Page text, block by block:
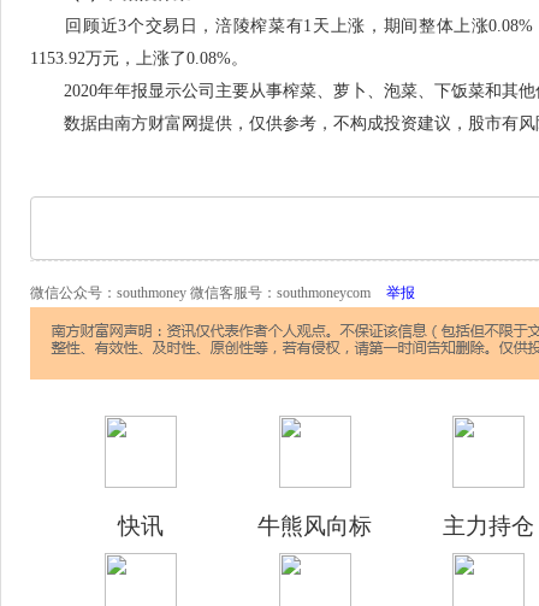
回顾近3个交易日，涪陵榨菜有1天上涨，期间整体上涨0.08%
1153.92万元，上涨了0.08%。
2020年年报显示公司主要从事榨菜、萝卜、泡菜、下饭菜和其他
数据由南方财富网提供，仅供参考，不构成投资建议，股市有风
微信公众号：southmoney 微信客服号：southmoneycom 举报
快讯 牛熊风向标 主力持仓